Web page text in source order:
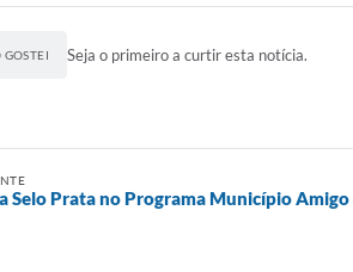
GOSTEI Seja o primeiro a curtir esta notícia.
Selo Prata no Programa Município